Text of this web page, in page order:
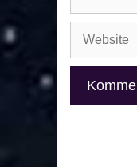
Adresse